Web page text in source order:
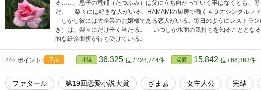
る……。息子の竜郁（たつふみ）は父に立ち向かっていく事はなくとも、
だ。 梨々には好きな人がいる。HAMAMIの厨房で働く４０才シングルファ
しかし彼には大企業のお嬢様である恋人がいる。毎日のようにレストラ
き）は、梨々にだけ辛く当たる。 いつしか水面の気持ちを知ることとな
的な紆余曲折が待ち受けている。
24h.ポイント 7pt 小説 36,325 位 / 228,744件 恋愛 15,842 位 / 66,363件
ファタール 第19回恋愛小説大賞 ざまぁ 女主人公 完結